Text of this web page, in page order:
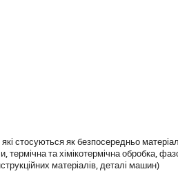
стосуються як безпосередньо
термічна та хімікотермічна обробка,
матеріалів, деталі машин)